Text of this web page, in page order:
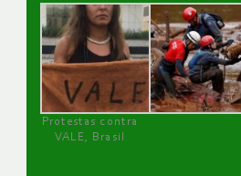
Protestas contra
VALE, Brasil